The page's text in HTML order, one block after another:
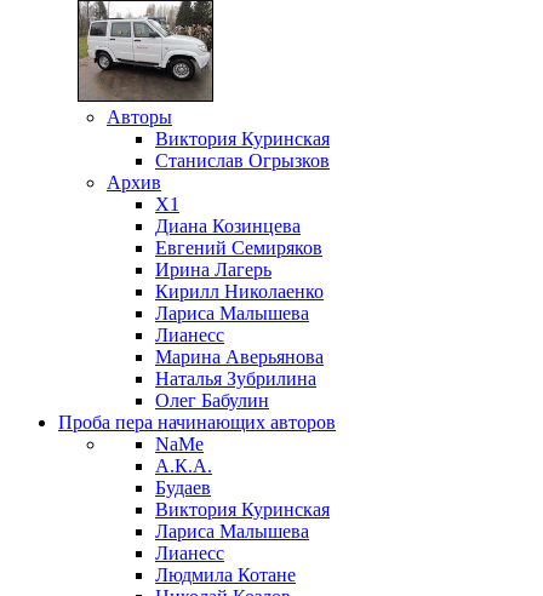
Авторы
Виктория Куринская
Станислав Огрызков
Архив
X1
Диана Козинцева
Евгений Семиряков
Ирина Лагерь
Кирилл Николаенко
Лариса Малышева
Лианесс
Марина Аверьянова
Наталья Зубрилина
Олег Бабулин
Проба пера начинающих авторов
NaMe
А.К.А.
Будаев
Виктория Куринская
Лариса Малышева
Лианесс
Людмила Котане